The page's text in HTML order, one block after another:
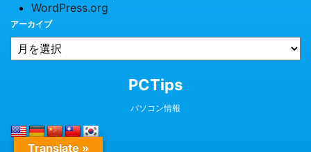
WordPress.org
アーカイブ
PCTips
パソコン情報
Translate »
© 2026 PCTips